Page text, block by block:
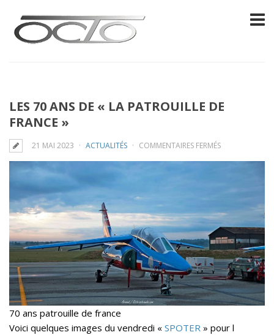
LES 70 ANS DE « LA PATROUILLE DE
FRANCE »
21 MAI 2023 ACTUALITÉS COMMENTAIRES FERMÉSSUR
LES
ANS
« LA
PATROUILLE
DE
FRANCE »
70 ans patrouille de france
Voici quelques images du vendredi « SPOTER » pour l